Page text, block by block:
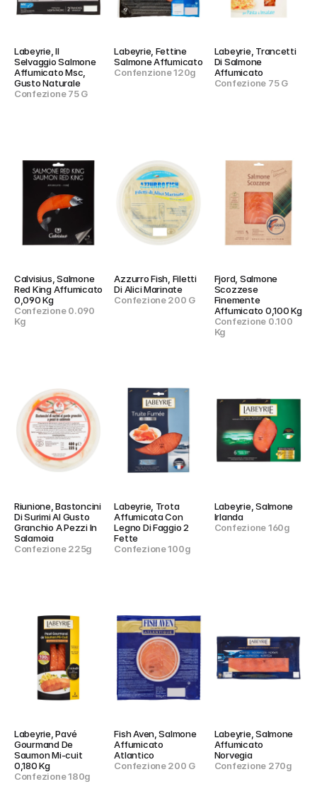
Labeyrie, Il
Selvaggio Salmone
Affumicato Msc,
Gusto Naturale
Confezione 75 G
Labeyrie, Fettine
Salmone Affumicato
Confenzione 120g
Labeyrie, Trancetti
Di Salmone
Affumicato
Confezione 75 G
Calvisius, Salmone
Red King Affumicato
0,090 Kg
Confezione 0.090
Kg
Azzurro Fish, Filetti
Di Alici Marinate
Confezione 200 G
Fjord, Salmone
Scozzese
Finemente
Affumicato 0,100 Kg
Confezione 0.100
Kg
Riunione, Bastoncini
Di Surimi Al Gusto
Granchio A Pezzi In
Salamoia
Confezione 225g
Labeyrie, Trota
Affumicata Con
Legno Di Faggio 2
Fette
Confezione 100g
Labeyrie, Salmone
Irlanda
Confezione 160g
Labeyrie, Pavé
Gourmand De
Saumon Mi-cuit
0,180 Kg
Confezione 180g
Fish Aven, Salmone
Affumicato
Atlantico
Confezione 200 G
Labeyrie, Salmone
Affumicato
Norvegia
Confezione 270g